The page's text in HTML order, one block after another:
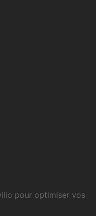
pour optimiser vos